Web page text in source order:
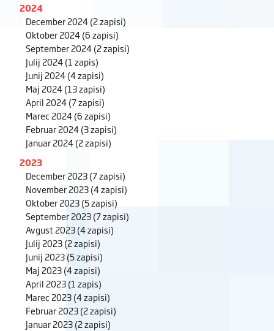
2024
December 2024(2 zapisi)
Oktober 2024(6 zapisi)
September 2024(2 zapisi)
Julij 2024(1 zapis)
Junij 2024(4 zapisi)
Maj 2024(13 zapisi)
April 2024(7 zapisi)
Marec 2024(6 zapisi)
Februar 2024(3 zapisi)
Januar 2024(2 zapisi)
2023
December 2023(7 zapisi)
November 2023(4 zapisi)
Oktober 2023(5 zapisi)
September 2023(7 zapisi)
Avgust 2023(4 zapisi)
Julij 2023(2 zapisi)
Junij 2023(5 zapisi)
Maj 2023(4 zapisi)
April 2023(1 zapis)
Marec 2023(4 zapisi)
Februar 2023(2 zapisi)
Januar 2023(2 zapisi)